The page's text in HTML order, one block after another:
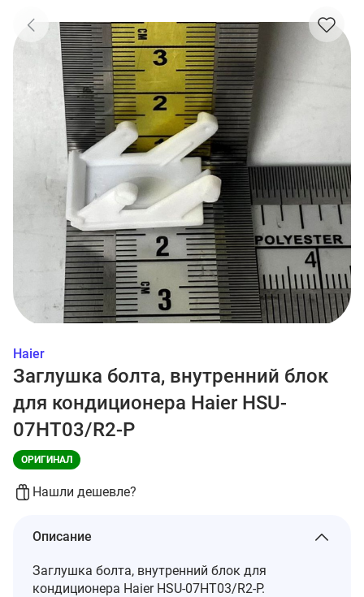
Haier
Заглушка болта, внутренний блок
для кондиционера Haier HSU-
07HT03/R2-P
ОРИГИНАЛ
Нашли дешевле?
Описание
Заглушка болта, внутренний блок для
кондиционера Haier HSU-07HT03/R2-P.